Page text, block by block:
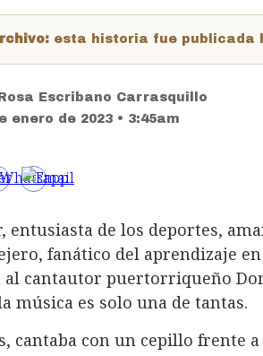
esta historia fue publicada
Rosa Escribano Carrasquillo
enero de 2023 • 3:45am
entusiasta de los deportes,
fanático del aprendizaje
al cantautor puertorriqueño
música es solo una de tantas.
cantaba con un cepillo frente